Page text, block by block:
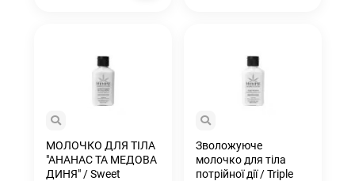
МОЛОЧКО ДЛЯ ТІЛА
"АНАНАС ТА МЕДОВА
ДИНЯ" / Sweet
Зволожуюче
молочко для тіла
потрійної дії / Triple